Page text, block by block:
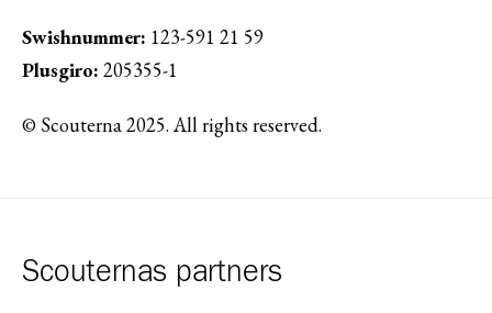
Swishnummer: 123-591 21 59
Plusgiro: 205355-1
© Scouterna 2025. All rights reserved.
Scouternas partners